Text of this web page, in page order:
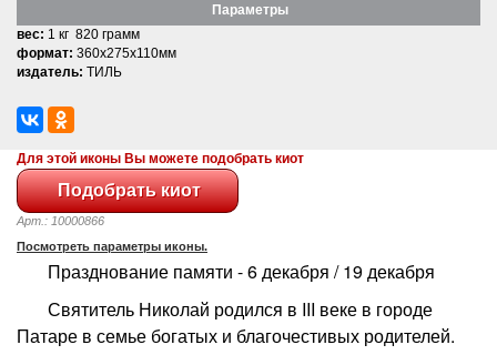
Параметры
вес: 1 кг 820 грамм
формат: 360x275x110мм
издатель: ТИЛЬ
Для этой иконы Вы можете подобрать киот
Арт.: 10000866
Посмотреть параметры иконы.
Празднование памяти - 6 декабря / 19 декабря
Святитель Николай родился в III веке в городе
Патаре в семье богатых и благочестивых родителей.